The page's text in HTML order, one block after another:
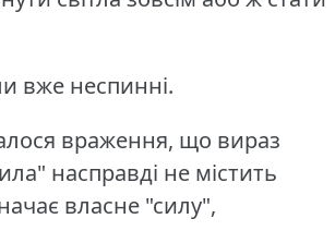
вже неспинні.
враження, що вираз
насправді не містить
власне "силу",